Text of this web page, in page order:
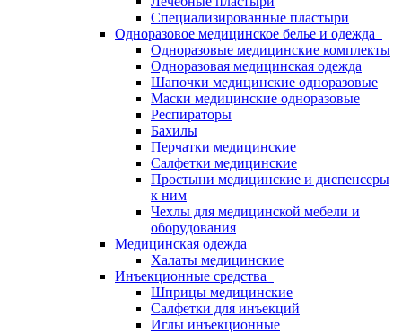
Специализированные пластыри
Одноразовое медицинское белье и одежда
Одноразовые медицинские комплекты
Одноразовая медицинская одежда
Шапочки медицинские одноразовые
Маски медицинские одноразовые
Респираторы
Бахилы
Перчатки медицинские
Салфетки медицинские
Простыни медицинские и диспенсеры
к ним
Чехлы для медицинской мебели и
оборудования
Медицинская одежда
Халаты медицинские
Инъекционные средства
Шприцы медицинские
Салфетки для инъекций
Иглы инъекционные